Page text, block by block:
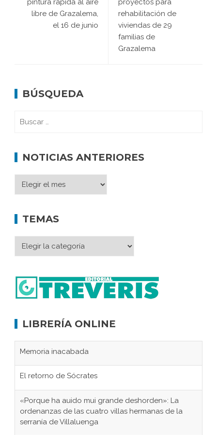
pintura rápida al aire
libre de Grazalema,
el 16 de junio
proyectos para
rehabilitación de
viviendas de 29
familias de
Grazalema
BÚSQUEDA
NOTICIAS ANTERIORES
TEMAS
LIBRERÍA ONLINE
Memoria inacabada
El retorno de Sócrates
«Porque ha auido mui grande deshorden»: La
ordenanzas de las cuatro villas hermanas de la
serranía de Villaluenga